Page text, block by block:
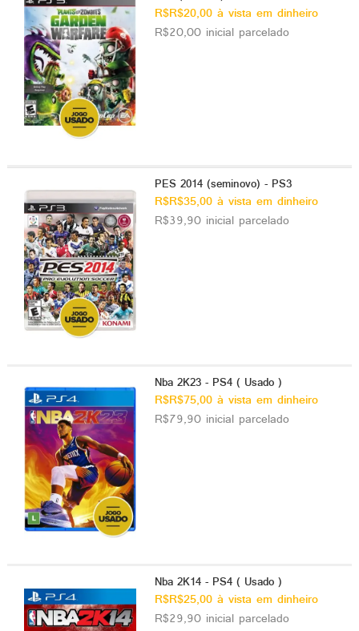
R$R$20,00 à vista em dinheiro
R$20,00 inicial parcelado
PES 2014 (seminovo) - PS3
R$R$35,00 à vista em dinheiro
R$39,90 inicial parcelado
Nba 2K23 - PS4 ( Usado )
R$R$75,00 à vista em dinheiro
R$79,90 inicial parcelado
Nba 2K14 - PS4 ( Usado )
R$R$25,00 à vista em dinheiro
R$29,90 inicial parcelado